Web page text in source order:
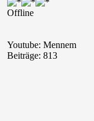
Offline
Youtube: Mennem
Beiträge: 813